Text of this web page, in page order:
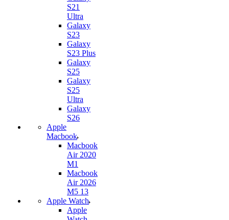
S21
Ultra
Galaxy
S23
Galaxy
S23 Plus
Galaxy
S25
Galaxy
S25
Ultra
Galaxy
S26
Apple
Macbook
Macbook
Air 2020
M1
Macbook
Air 2026
M5 13
Apple Watch
Apple